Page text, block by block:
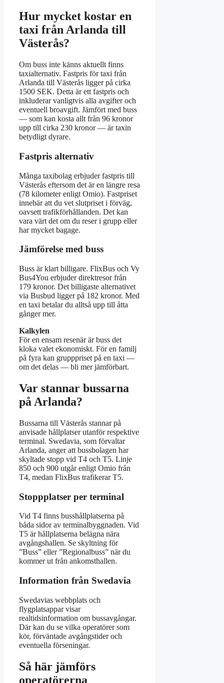
Hur mycket kostar en
taxi från Arlanda till
Västerås?
Om buss inte känns aktuellt finns
taxialternativ. Fastpris för taxi från
Arlanda till Västerås ligger på cirka
1500 SEK. Detta är ett fastpris och
inkluderar vanligtvis alla avgifter och
eventuell broavgift. Jämfört med buss
— som kan kosta allt från 96 kronor
upp till cirka 230 kronor — är taxin
betydligt dyrare.
Fastpris alternativ
Många taxibolag erbjuder fastpris till
Västerås eftersom det är en längre resa
(78 kilometer enligt Omio). Fastpriset
innebär att du vet slutpriset i förväg,
oavsett trafikförhållanden. Det kan
vara värt det om du reser i grupp eller
har mycket bagage.
Jämförelse med buss
Buss är klart billigare. FlixBus och Vy
Bus4You erbjuder direktresor från
179 kronor. Det billigaste alternativet
via Busbud ligger på 182 kronor. Med
en taxi betalar du alltså upp till åtta
gånger mer.
Kalkylen
För en ensam resenär är buss det
kloka valet ekonomiskt. För en familj
på fyra kan grupppriset på en taxi —
om det delas — bli mer jämförbart.
Var stannar bussarna
på Arlanda?
Bussarna till Västerås stannar på
anvisade hållplatser utanför respektive
terminal. Swedavia, som förvaltar
Arlanda, anger att bussbolagen har
skyltade stopp vid T4 och T5. Linje
850 och 900 utgår enligt Omio från
T4, medan FlixBus trafikerar T5.
Stoppplatser per terminal
Vid T4 finns busshållplatserna på
båda sidor av terminalbyggnaden. Vid
T5 är hållplatserna belägna nära
avgångshallen. Se skyltning för
”Buss” eller ”Regionalbuss” när du
kommer ut från ankomsthallen.
Information från Swedavia
Swedavias webbplats och
flygplatsappar visar
realtidsinformation om bussavgångar.
Där kan du se vilka operatörer som
kör, förväntade avgångstider och
eventuella förseningar.
Så här jämförs
operatörerna